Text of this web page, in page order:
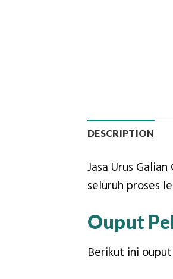
DESCRIPTION
Jasa Urus
seluruh proses
Ouput
Berikut ini